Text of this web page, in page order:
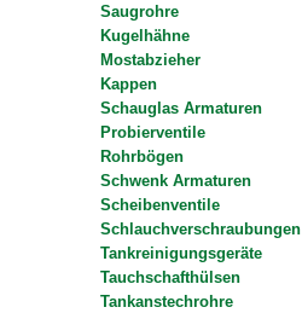
Saugrohre
Kugelhähne
Mostabzieher
Kappen
Schauglas Armaturen
Probierventile
Rohrbögen
Schwenk Armaturen
Scheibenventile
Schlauchverschraubungen
Tankreinigungsgeräte
Tauchschafthülsen
Tankanstechrohre